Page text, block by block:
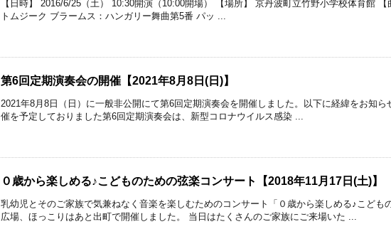
【日時】 2016/6/25（土） 10:30開演（10:00開場） 【場所】 京丹波町立竹野小学校体育館
トムジーク ブラームス：ハンガリー舞曲第5番 パッ ...
第6回定期演奏会の開催【2021年8月8日(日)】
2021年8月8日（日）に一般非公開にて第6回定期演奏会を開催しました。以下に経緯をお知
催を予定しておりました第6回定期演奏会は、新型コロナウイルス感染 ...
０歳から楽しめる♪こどものための弦楽コンサート【2018年11月17日(土)】
乳幼児とそのご家族で気兼ねなく音楽を楽しむためのコンサート「０歳から楽しめる♪こども
広場、ほっこりはあと出町で開催しました。 当日はたくさんのご家族にご来場いた ...